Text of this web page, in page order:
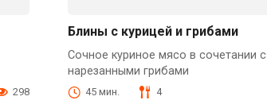
298
Блины с курицей и грибами
Сочное куриное мясо в сочетании с
нарезанными грибами
45 мин. 4